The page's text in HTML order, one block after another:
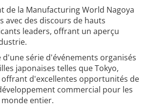
de la Manufacturing World Nagoya
avec des discours de hauts
leaders, offrant un aperçu
d'une série d'événements organisés
japonaises telles que Tokyo,
offrant d'excellentes opportunités de
commercial pour les
entier.